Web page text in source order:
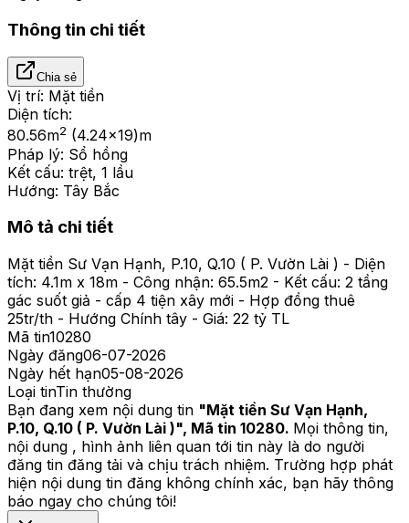
Thông tin chi tiết
Chia sẻ
Vị trí: Mặt tiền
Diện tích:
80.56m2 (4.24x19)m
Pháp lý: Sổ hồng
Kết cấu: trệt, 1 lầu
Hướng: Tây Bắc
Mô tả chi tiết
Mặt tiền Sư Vạn Hạnh, P.10, Q.10 ( P. Vườn Lài ) - Diện
tích: 4.1m x 18m - Công nhận: 65.5m2 - Kết cấu: 2 tầng
gác suốt giả - cấp 4 tiện xây mới - Hợp đồng thuê
25tr/th - Hướng Chính tây - Giá: 22 tỷ TL
Mã tin10280
Ngày đăng06-07-2026
Ngày hết hạn05-08-2026
Loại tinTin thường
Bạn đang xem nội dung tin "Mặt tiền Sư Vạn Hạnh,
P.10, Q.10 ( P. Vườn Lài )", Mã tin 10280. Mọi thông tin,
nội dung , hình ảnh liên quan tới tin này là do người
đăng tin đăng tải và chịu trách nhiệm. Trường hợp phát
hiện nội dung tin đăng không chính xác, bạn hãy thông
báo ngay cho chúng tôi!